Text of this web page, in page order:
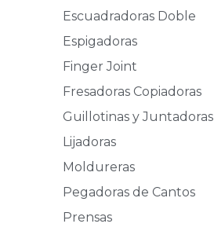
Escuadradoras Doble
Espigadoras
Finger Joint
Fresadoras Copiadoras
Guillotinas y Juntadoras
Lijadoras
Moldureras
Pegadoras de Cantos
Prensas